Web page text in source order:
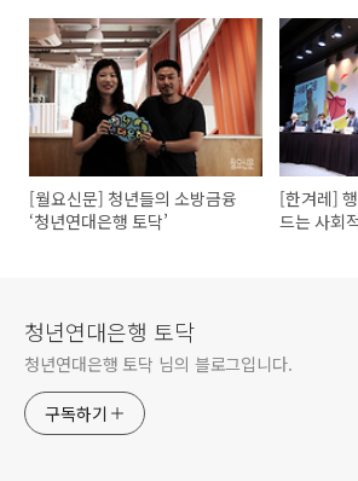
[월요신문] 청년들의 소방금융
‘청년연대은행 토닥’
[한겨레]
드는 사회
청년연대은행 토닥
청년연대은행 토닥 님의 블로그입니다.
구독하기